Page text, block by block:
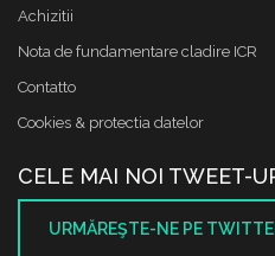
Achizitii
Nota de fundamentare cladire ICR
Contatto
Cookies & protectia datelor
CELE MAI NOI TWEET-
URMĂREŞTE-NE PE